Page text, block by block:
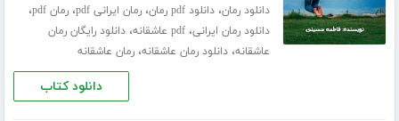
دانلود رمان،دانلود pdf رمان ،رمان ایرانی pdf ،رمان pdf ،
دانلود رمان ایرانی،pdf عاشقانه ،دانلود رایگان رمان
عاشقانه،دانلود رمان عاشقانه،رمان عاشقانه
دانلود کتاب